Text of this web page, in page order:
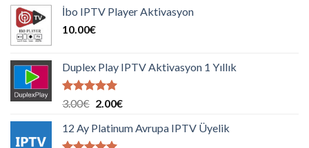
İbo IPTV Player Aktivasyon
10.00€
Duplex Play IPTV Aktivasyon 1 Yıllık
5 üzerinden
aldı
3.00€ Orijinal
3.00€.
2.00€Şu
fiyat:
12 Ay Platinum Avrupa IPTV Üyelik